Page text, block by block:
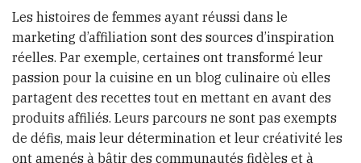
Les histoires de femmes ayant réussi dans le
marketing d’affiliation sont des sources d’inspiration
réelles. Par exemple, certaines ont transformé leur
passion pour la cuisine en un blog culinaire où elles
partagent des recettes tout en mettant en avant des
produits affiliés. Leurs parcours ne sont pas exempts
de défis, mais leur détermination et leur créativité les
ont amenés à bâtir des communautés fidèles et à